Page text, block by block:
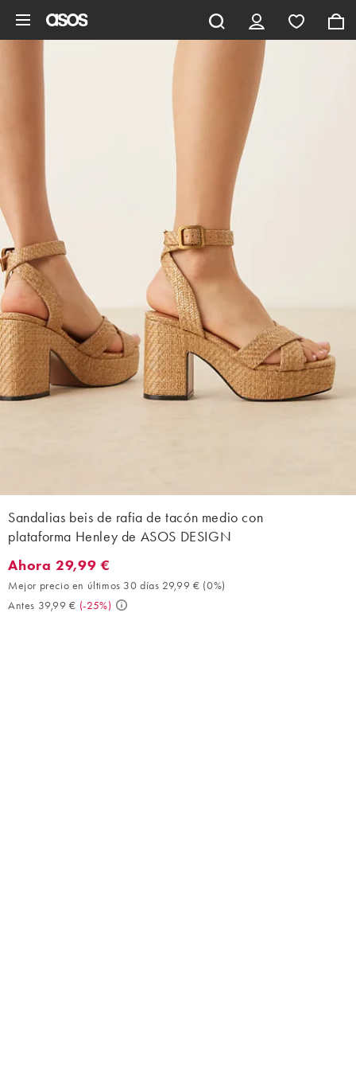
Sandalias beis de rafia de tacón medio con
plataforma Henley de ASOS DESIGN
Ahora 29,99 €. Mejor precio en últimos 30 días 29,99 € (0%).
Ahora 29,99 €
Mejor precio en últimos 30 días 29,99 € (0%)
Antes 39,99 € (-25%)